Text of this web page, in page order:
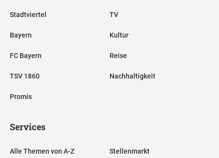
Stadtviertel
Bayern
FC Bayern
TSV 1860
Promis
TV
Kultur
Reise
Nachhaltigkeit
Services
Alle Themen von A-Z Stellenmarkt